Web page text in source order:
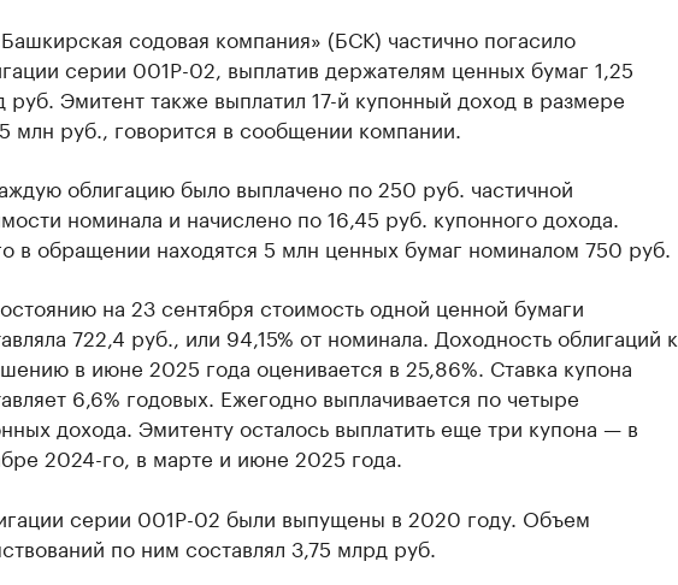
содовая компания» (БСК) частично погасило
серии 001Р-02, выплатив держателям ценных бумаг 1,25
руб. Эмитент также выплатил 17-й купонный доход в размере
млн руб., говорится в сообщении компании.
облигацию было выплачено по 250 руб. частичной
номинала и начислено по 16,45 руб. купонного дохода.
в обращении находятся 5 млн ценных бумаг номиналом 750 руб.
на 23 сентября стоимость одной ценной бумаги
722,4 руб., или 94,15% от номинала. Доходность облигаций к
в июне 2025 года оценивается в 25,86%. Ставка купона
6,6% годовых. Ежегодно выплачивается по четыре
дохода. Эмитенту осталось выплатить еще три купона — в
2024-го, в марте и июне 2025 года.
серии 001Р-02 были выпущены в 2020 году. Объем
по ним составлял 3,75 млрд руб.